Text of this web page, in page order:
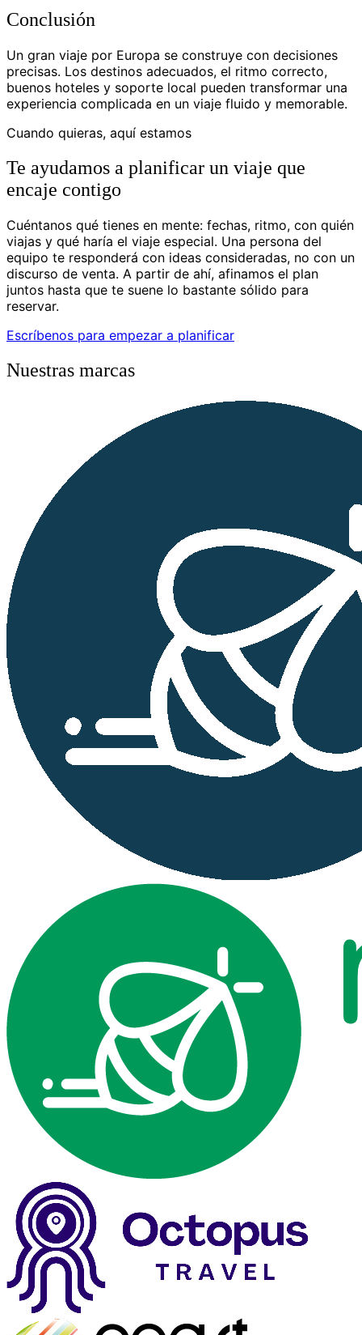
Conclusión
Un gran viaje por Europa se construye con decisiones
precisas. Los destinos adecuados, el ritmo correcto,
buenos hoteles y soporte local pueden transformar una
experiencia complicada en un viaje fluido y memorable.
Cuando quieras, aquí estamos
Te ayudamos a planificar un viaje que
encaje contigo
Cuéntanos qué tienes en mente: fechas, ritmo, con quién
viajas y qué haría el viaje especial. Una persona del
equipo te responderá con ideas consideradas, no con un
discurso de venta. A partir de ahí, afinamos el plan
juntos hasta que te suene lo bastante sólido para
reservar.
Escríbenos para empezar a planificar
Nuestras marcas